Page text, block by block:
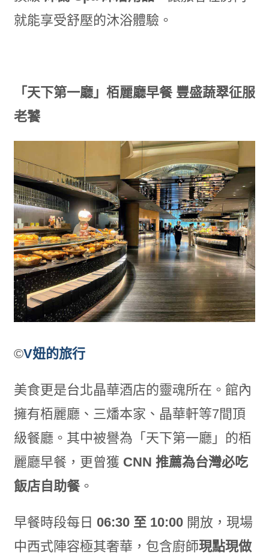
就能享受舒壓的沐浴體驗。
「天下第一廳」栢麗廳早餐 豐盛蔬翠征服
老饕
©V妞的旅行
美食更是台北晶華酒店的靈魂所在。館內
擁有栢麗廳、三燔本家、晶華軒等7間頂
級餐廳。其中被譽為「天下第一廳」的栢
麗廳早餐，更曾獲 CNN 推薦為台灣必吃
飯店自助餐。
早餐時段每日 06:30 至 10:00開放，現場
中西式陣容極其奢華，包含廚師現點現做